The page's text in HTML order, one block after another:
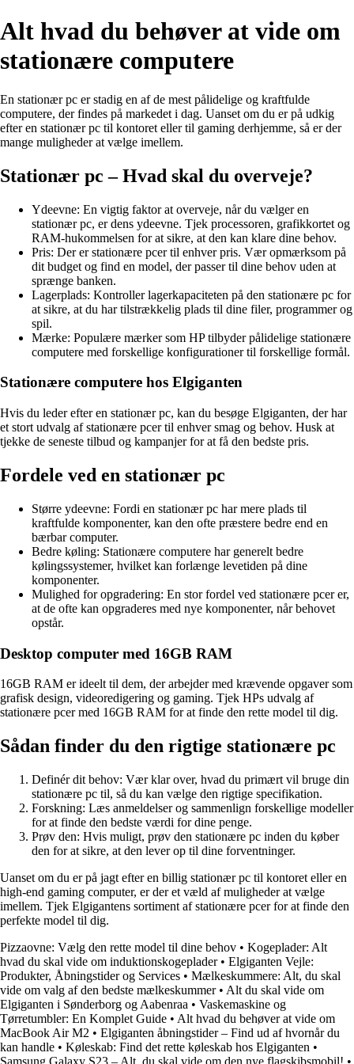
Alt hvad du behøver at vide om
stationære computere
En stationær pc er stadig en af de mest pålidelige og kraftfulde
computere, der findes på markedet i dag. Uanset om du er på udkig
efter en stationær pc til kontoret eller til gaming derhjemme, så er der
mange muligheder at vælge imellem.
Stationær pc – Hvad skal du overveje?
Ydeevne: En vigtig faktor at overveje, når du vælger en
stationær pc, er dens ydeevne. Tjek processoren, grafikkortet og
RAM-hukommelsen for at sikre, at den kan klare dine behov.
Pris: Der er stationære pcer til enhver pris. Vær opmærksom på
dit budget og find en model, der passer til dine behov uden at
sprænge banken.
Lagerplads: Kontroller lagerkapaciteten på den stationære pc for
at sikre, at du har tilstrækkelig plads til dine filer, programmer og
spil.
Mærke: Populære mærker som HP tilbyder pålidelige stationære
computere med forskellige konfigurationer til forskellige formål.
Stationære computere hos Elgiganten
Hvis du leder efter en stationær pc, kan du besøge Elgiganten, der har
et stort udvalg af stationære pcer til enhver smag og behov. Husk at
tjekke de seneste tilbud og kampanjer for at få den bedste pris.
Fordele ved en stationær pc
Større ydeevne: Fordi en stationær pc har mere plads til
kraftfulde komponenter, kan den ofte præstere bedre end en
bærbar computer.
Bedre køling: Stationære computere har generelt bedre
kølingssystemer, hvilket kan forlænge levetiden på dine
komponenter.
Mulighed for opgradering: En stor fordel ved stationære pcer er,
at de ofte kan opgraderes med nye komponenter, når behovet
opstår.
Desktop computer med 16GB RAM
16GB RAM er ideelt til dem, der arbejder med krævende opgaver som
grafisk design, videoredigering og gaming. Tjek HPs udvalg af
stationære pcer med 16GB RAM for at finde den rette model til dig.
Sådan finder du den rigtige stationære pc
Definér dit behov: Vær klar over, hvad du primært vil bruge din
stationære pc til, så du kan vælge den rigtige specifikation.
Forskning: Læs anmeldelser og sammenlign forskellige modeller
for at finde den bedste værdi for dine penge.
Prøv den: Hvis muligt, prøv den stationære pc inden du køber
den for at sikre, at den lever op til dine forventninger.
Uanset om du er på jagt efter en billig stationær pc til kontoret eller en
high-end gaming computer, er der et væld af muligheder at vælge
imellem. Tjek Elgigantens sortiment af stationære pcer for at finde den
perfekte model til dig.
Pizzaovne: Vælg den rette model til dine behov • Kogeplader: Alt
hvad du skal vide om induktionskogeplader• Elgiganten Vejle:
Produkter, Åbningstider og Services • Mælkeskummere: Alt, du skal
vide om valg af den bedste mælkeskummer• Alt du skal vide om
Elgiganten i Sønderborg og Aabenraa • Vaskemaskine og
Tørretumbler: En Komplet Guide • Alt hvad du behøver at vide om
MacBook Air M2 • Elgiganten åbningstider – Find ud af hvornår du
kan handle • Køleskab: Find det rette køleskab hos Elgiganten •